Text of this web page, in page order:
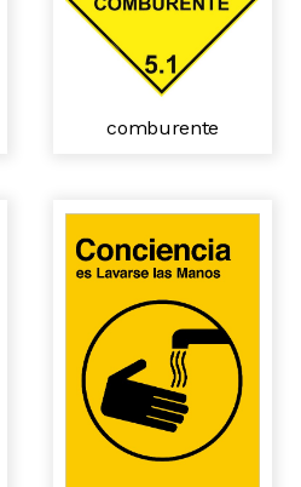
comburente